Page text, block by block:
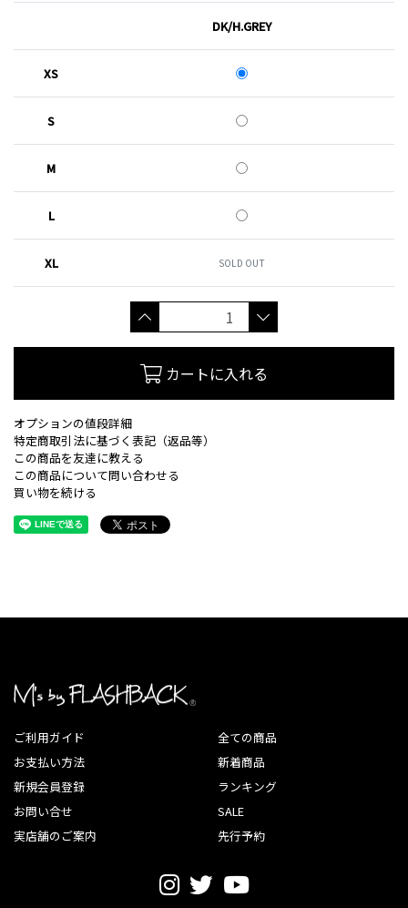
DK/H.GREY
XS
S
M
L
XL SOLD OUT
カートに入れる
オプションの値段詳細
特定商取引法に基づく表記（返品等）
この商品を友達に教える
この商品について問い合わせる
買い物を続ける
ご利用ガイド
お支払い方法
新規会員登録
お問い合せ
実店舗のご案内
全ての商品
新着商品
ランキング
SALE
先行予約